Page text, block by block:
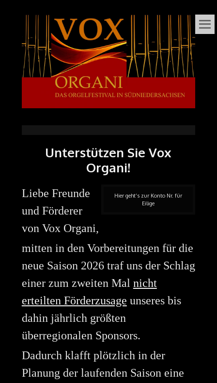
VOX
ORGANI
DAS ORGELFESTIVAL
IN
SÜDNIEDERSACHSEN
Unterstützen Sie Vox
Organi!
Hier geht’s zur Konto Nr. für
Eilige
Liebe Freunde
und Förderer
von Vox Organi,
mitten in den Vorbereitungen für die
neue Saison 2026 traf uns der Schlag
einer zum zweiten Mal nicht
erteilten Förderzusage unseres bis
dahin jährlich größten
überregionalen Sponsors.
Dadurch klafft plötzlich in der
Planung der laufenden Saison eine